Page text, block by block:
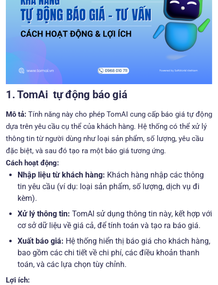
1. TomAi tự động báo giá
Mô tả: Tính năng này cho phép TomAI cung cấp báo giá tự động
dựa trên yêu cầu cụ thể của khách hàng. Hệ thống có thể xử lý
thông tin từ người dùng như loại sản phẩm, số lượng, yêu cầu
đặc biệt, và sau đó tạo ra một báo giá tương ứng.
Cách hoạt động:
Nhập liệu từ khách hàng: Khách hàng nhập các thông
tin yêu cầu (ví dụ: loại sản phẩm, số lượng, dịch vụ đi
kèm).
Xử lý thông tin: TomAI sử dụng thông tin này, kết hợp với
cơ sở dữ liệu về giá cả, để tính toán và tạo ra báo giá.
Xuất báo giá: Hệ thống hiển thị báo giá cho khách hàng,
bao gồm các chi tiết về chi phí, các điều khoản thanh
toán, và các lựa chọn tùy chỉnh.
Lợi ích: